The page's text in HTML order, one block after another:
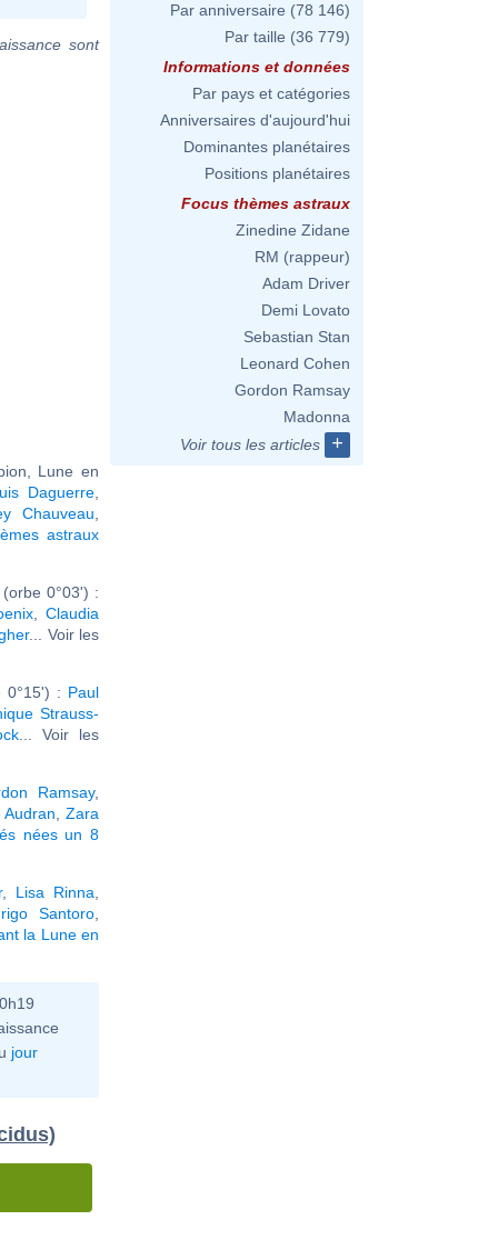
sont
Lune en
Daguerre
Chauveau
astraux
0°03') :
,Claudia
... Voir les
0°15') : Paul
Strauss-
... Voir les
Ramsay,
Audran ,Zara
nées un 8
, Lisa Rinna
Santoro
la Lune en
jour
Par anniversaire (78 146)
Par taille (36 779)
Informations et données
Par pays et catégories
Anniversaires d'aujourd'hui
Dominantes planétaires
Positions planétaires
Focus thèmes astraux
Zinedine Zidane
RM (rappeur)
Adam Driver
Demi Lovato
Sebastian Stan
Leonard Cohen
Gordon Ramsay
Madonna
Voir tous les articles
+